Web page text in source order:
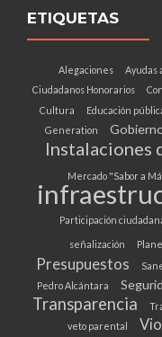
ETIQUETAS
Alegaciones Ayudas
Ciudadanos Honorarios
Cultura Educación
Generation
Instalaciones
Mercado "Sabor a
Participación
señalización
Presupuestos
Pedro Alcántara
Transparencia
veto parental